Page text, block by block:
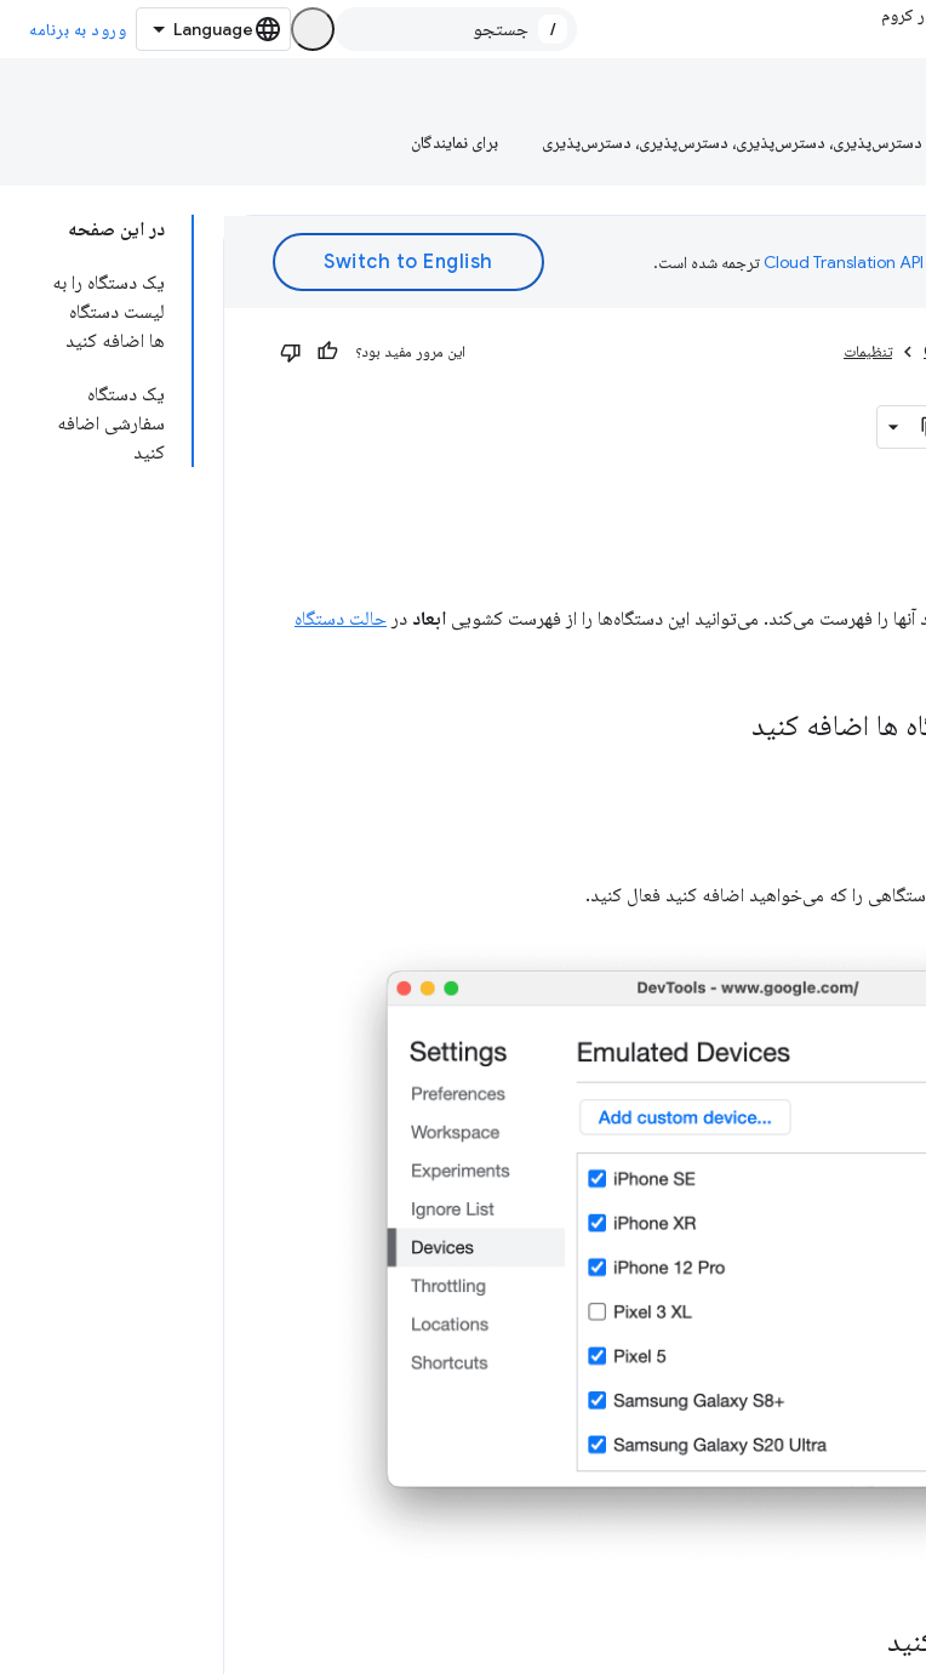
کروم
/ ورود به برنامه
دسترس‌پذیری، دسترس‌پذیری، دسترس‌پذیری، دسترس‌پذیری برای نمایندگان
در این صفحه
یک دستگاه را به
لیست دستگاه
ها اضافه کنید
یک دستگاه
سفارشی اضافه
کنید
ترجمه شده است.
تنظیمات این مرور مفید بود؟
آنها را فهرست می‌کند. می‌توانید این دستگاه‌ها را از فهرست کشویی ابعاد در حالت دستگاه
ها اضافه کنید
را که می‌خواهید اضافه کنید فعال کنید.